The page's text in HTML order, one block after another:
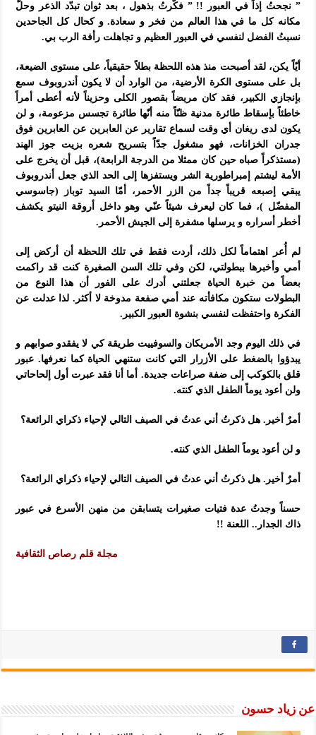
” نجحتُ إذاً في العبور !! ” فكّرتُ بذهول ، بعد ثوان تبدّد الذعر وحلّ
مكانه كل ما في هذا العالم من فخر و سعادة. و كحال كل الجاحدين
نسبتُ الفضل لنفسي في العبور العظيم و تجاهلت رأفة الرب بي.
أيّاً يكن، لقد أصبحت منذ هذه اللحظة بطلاً حقيقياً، على مستوى الضيعة،
بل على مستوى الكرة الأرضية، من الوارد أن لا يكون أندروبوف سمع
بإنجازي الكبير، فقد كان مريضاً بقصور الكلى وحزيناً لأنه أعطى أمراً
خاطئاً بإسقاط طائرة مدنية ظنّاً منه أنّها طائرة تجسس مزعومة، و لن
يكون لدى ريغان أي وقت لسماع تقارير عن العابرين عن العابرين فوق
جدران الخزانات، فهو مشغول جدّاً بتسريح شعره بزيت جوز الهند
(مستذكراً صباه حين كان ممثلا من الدرجة الرابعة)، قبل أن يخرج على
الأمة ليشتم إمبراطورية الشر ويستفزها إلى الحد الذي جعل أندروبوف
يبقي إصبعه قريباً جداً من الزر الأحمر، أمّا السيد توباز (جاسوسي
المفضّل )، فما كان ليعرف شيئاً عنّي وهو داخل أروقة النيتو يكشف
أخطر أسراره و يرسلها مشفرة إلى الجيش الأحمر.
لم أُعر اهتماماً لكل ذلك، أردت فقط في تلك اللحظة أن أركض إلى
أمي وأخبرها ببطولتي، لكن وفي تلك السن الصغيرة كنت قد راكمت
بعضاً من خبرة الحياة جعلتني أدرك على الفور أن هذا النوع من
البطولات ستكون مكافأته عند أمي صفعة مدوخة لا أكثر. لذا عدلت عن
الفكرة واحتفظت لنفسي بنشوة العبور الكبير.
في ذلك اليوم وجد الأمريكان والسوفييت طريقة كي لا يفقدو صوابهم و
يبدؤوا بالضغط على الأزرار التي كانت ستنهي الحياة كما نعرفها. عبور
قلق بالكوكب إلى ضفة صراعات جديدة. أما أنا فقد عبرت أول إلحاحاتي
ولن أعود يوماً الطفل الذي كنته.
أمرٌ أخير. هل ذكرتُ أني عدتُ في الصيف التالي لإحياء ذكراي الرائعة؟
و لن أعود يوماً الطفل الذي كنته.
أمرٌ أخير. هل ذكرتُ أني عدتُ في الصيف التالي لإحياء ذكراي الرائعة؟
حسناً وجدتُ عدة فتيات صغيرات يتسابقن من منهن الأسرع في عبور
ذاك الجدار.. اللعنة !!
مجلة قلم رصاص الثقافية
عن زياد حسون